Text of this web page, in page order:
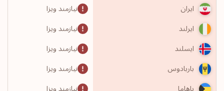
ایران
نیازمند ویزا
ایرلند
نیازمند ویزا
ایسلند
نیازمند ویزا
باربادوس
نیازمند ویزا